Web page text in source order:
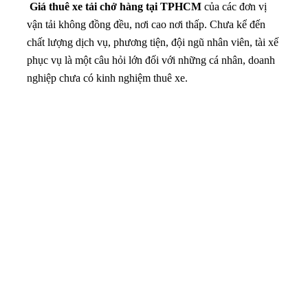
Giá thuê xe tải chở hàng tại TPHCM của các đơn vị
vận tải không đồng đều, nơi cao nơi thấp. Chưa kể đến
chất lượng dịch vụ, phương tiện, đội ngũ nhân viên, tài xế
phục vụ là một câu hỏi lớn đối với những cá nhân, doanh
nghiệp chưa có kinh nghiệm thuê xe.